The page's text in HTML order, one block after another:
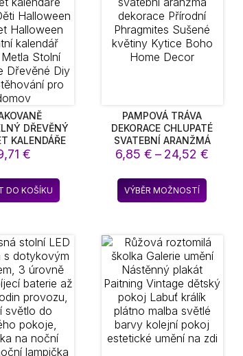
vybrat
na
DŘEVĚNÝ
KALENDÁŘE
DĚTI
ADVENTNÍ
KOČKA METLA
DEKORACE
€
DO KOŠÍKU
PAMPOVÁ TRÁVA
DEKORACE CHLUPATÉ
SVATEBNÍ ARANŽMÁ
DEKORACE PŘÍRODNÍ
KVĚTINY KYTICE BOHO
HOME DECOR
6,85€ – 24,52€
VÝBĚR MOŽNOSTÍ
Tento
produkt
variant.
Možnosti
lze
vybrat
na
stránce
produktu